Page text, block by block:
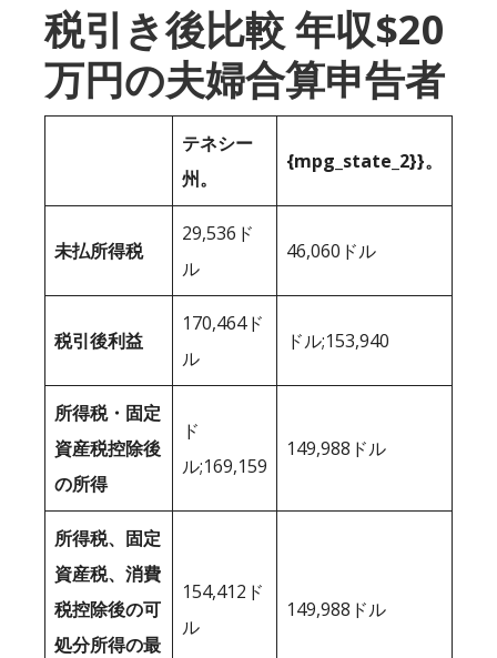
税引き後比較 年収$20
万円の夫婦合算申告者
テネシー
州。
{mpg_state_2}}。
未払所得税
29,536ド
ル
46,060ドル
税引後利益
170,464ド
ル
ドル;153,940
所得税・固定
資産税控除後
の所得
ド
ル;169,159
149,988ドル
所得税、固定
資産税、消費
税控除後の可
処分所得の最
154,412ド
ル
149,988ドル